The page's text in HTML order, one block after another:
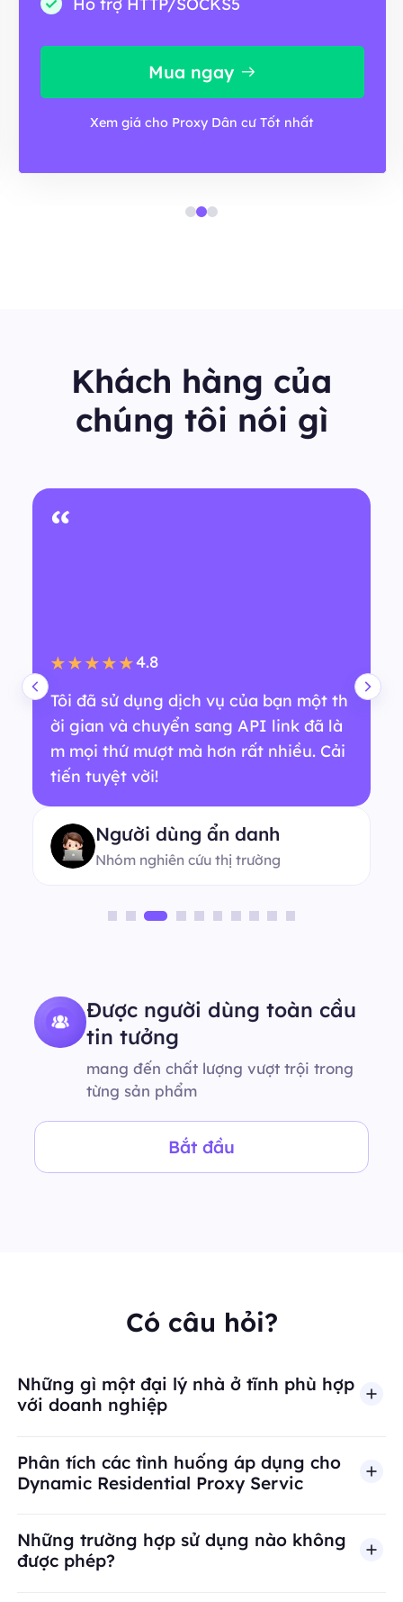
Mua ngay
Xem giá cho Proxy Dân cư Tốt nhất
Khách hàng của
chúng tôi nói gì
“
★★★★★4.8
Tôi đã sử dụng dịch vụ của bạn một th
ời gian và chuyển sang API link đã là
m mọi thứ mượt mà hơn rất nhiều. Cải
tiến tuyệt vời!
Người dùng ẩn danh
Nhóm nghiên cứu thị trường
Được người dùng toàn cầu
tin tưởng
mang đến chất lượng vượt trội trong
từng sản phẩm
Bắt đầu
Có câu hỏi?
Những gì một đại lý nhà ở tĩnh phù hợp
với doanh nghiệp
Phân tích các tình huống áp dụng cho
Dynamic Residential Proxy Servic
Những trường hợp sử dụng nào không
được phép?